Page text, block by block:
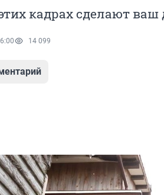
кадрах сделают ваш
14 099